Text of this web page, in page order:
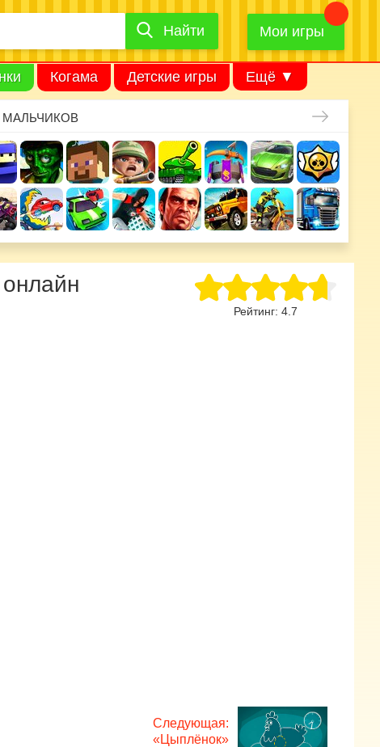
Найти
Найти Мои игры
Когама Детские игры Ещё ▼
МАЛЬЧИКОВ
Рейтинг: 4.7
Следующая:
«Цыплёнок»